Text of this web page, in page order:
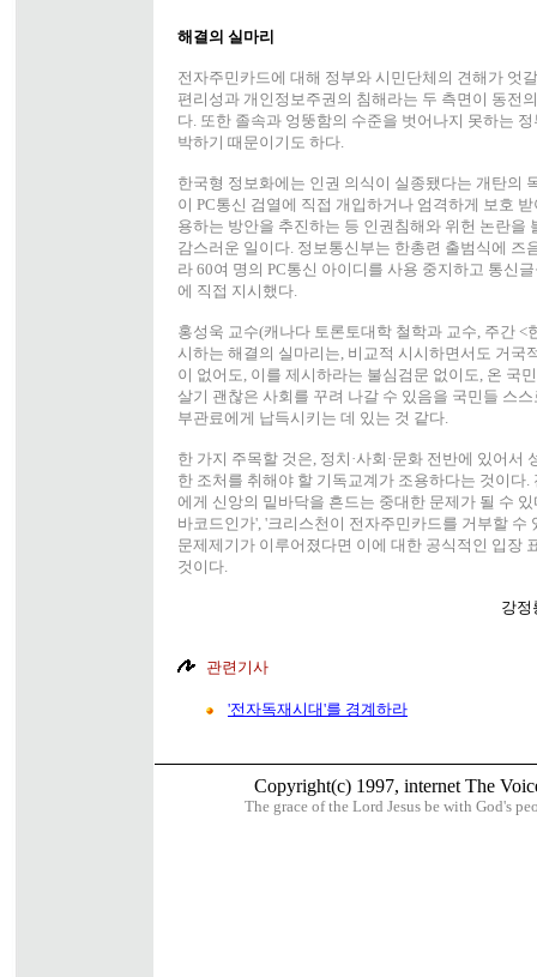
해결의 실마리
전자주민카드에 대해 정부와 시민단체의 견해가 엇
편리성과 개인정보주권의 침해라는 두 측면이 동전
다. 또한 졸속과 엉뚱함의 수준을 벗어나지 못하는
박하기 때문이기도 하다.
한국형 정보화에는 인권 의식이 실종됐다는 개탄의
이 PC통신 검열에 직접 개입하거나 엄격하게 보호
용하는 방안을 추진하는 등 인권침해와 위헌 논란을
감스러운 일이다. 정보통신부는 한총련 출범식에 즈
라 60여 명의 PC통신 아이디를 사용 중지하고 통신
에 직접 지시했다.
홍성욱 교수(캐나다 토론토대학 철학과 교수, 주간 <
시하는 해결의 실마리는, 비교적 시시하면서도 거국
이 없어도, 이를 제시하라는 불심검문 없이도, 온 국
살기 괜찮은 사회를 꾸려 나갈 수 있음을 국민들 스
부관료에게 납득시키는 데 있는 것 같다.
한 가지 주목할 것은, 정치·사회·문화 전반에 있어서
한 조처를 취해야 할 기독교계가 조용하다는 것이다
에게 신앙의 밑바닥을 흔드는 중대한 문제가 될 수
바코드인가', '크리스천이 전자주민카드를 거부할 수
문제제기가 이루어졌다면 이에 대한 공식적인 입장
것이다.
강정
관련기사
'전자독재시대'를 경계하라
Copyright(c) 1997, internet The
The grace of the Lord Jesus be with God's